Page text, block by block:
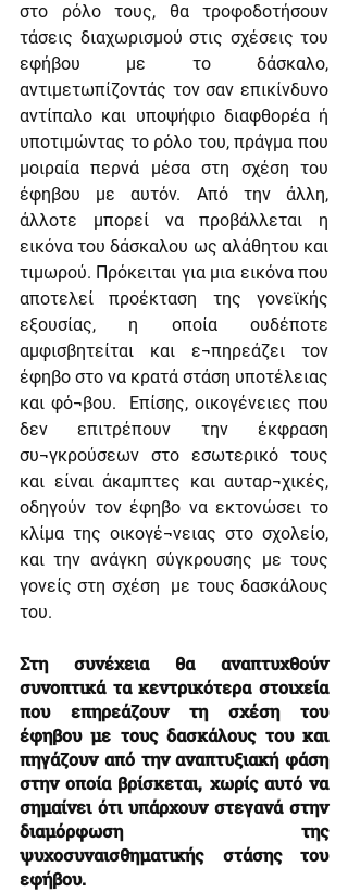
στο ρόλο τους, θα τροφοδοτήσουν
τάσεις διαχωρισμού στις σχέσεις του
εφήβου με το δάσκαλο,
αντιμετωπίζοντάς τον σαν επικίνδυνο
αντίπαλο και υποψήφιο διαφθορέα ή
υποτιμώντας το ρόλο του, πράγμα που
μοιραία περνά μέσα στη σχέση του
έφηβου με αυτόν. Από την άλλη,
άλλοτε μπορεί να προβάλλεται η
εικόνα του δάσκαλου ως αλάθητου και
τιμωρού. Πρόκειται για μια εικόνα που
αποτελεί προέκταση της γονεϊκής
εξουσίας, η οποία ουδέποτε
αμφισβητείται και ε¬πηρεάζει τον
έφηβο στο να κρατά στάση υποτέλειας
και φό¬βου.  Επίσης, οικογένειες που
δεν επιτρέπουν την έκφραση
συ¬γκρούσεων στο εσωτερικό τους
και είναι άκαμπτες και αυταρ¬χικές,
οδηγούν τον έφηβο να εκτονώσει το
κλίμα της οικογέ¬νειας στο σχολείο,
και την ανάγκη σύγκρουσης με τους
γονείς στη σχέση  με τους δασκάλους
του.
Στη συνέχεια θα αναπτυχθούν
συνοπτικά τα κεντρικότερα στοιχεία
που επηρεάζουν τη σχέση του
έφηβου με τους δασκάλους του και
πηγάζουν από την αναπτυξιακή φάση
στην οποία βρίσκεται, χωρίς αυτό να
σημαίνει ότι υπάρχουν στεγανά στην
διαμόρφωση της
ψυχοσυναισθηματικής στάσης του
εφήβου.